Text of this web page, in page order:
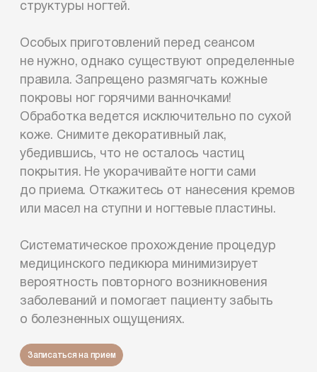
структуры ногтей.
Особых приготовлений перед сеансом
не нужно, однако существуют определенные
правила. Запрещено размягчать кожные
покровы ног горячими ванночками!
Обработка ведется исключительно по сухой
коже. Снимите декоративный лак,
убедившись, что не осталось частиц
покрытия. Не укорачивайте ногти сами
до приема. Откажитесь от нанесения кремов
или масел на ступни и ногтевые пластины.
Систематическое прохождение процедур
медицинского педикюра минимизирует
вероятность повторного возникновения
заболеваний и помогает пациенту забыть
о болезненных ощущениях.
Записаться на прием